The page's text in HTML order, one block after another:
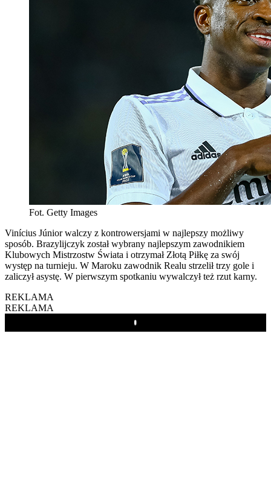
Fot. Getty Images
Vinícius Júnior walczy z kontrowersjami w najlepszy możliwy
sposób. Brazylijczyk został wybrany najlepszym zawodnikiem
Klubowych Mistrzostw Świata i otrzymał Złotą Piłkę za swój
występ na turnieju. W Maroku zawodnik Realu strzelił trzy gole i
zaliczył asystę. W pierwszym spotkaniu wywalczył też rzut karny.
REKLAMA
REKLAMA
Play